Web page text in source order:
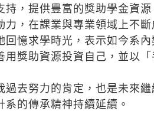
，提供豐富的獎助學金資
，在課業與專業領域上不斷
憶求學時光，表示如今系
獎助資源投資自己，並以
去努力的肯定，也是未來
的傳承精神持續延續。